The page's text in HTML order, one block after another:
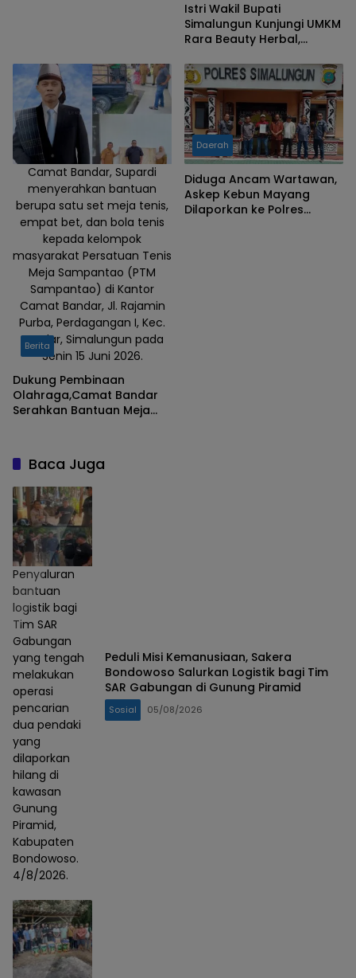
Istri Wakil Bupati
Simalungun Kunjungi UMKM
Rara Beauty Herbal,
Pelaku Usaha Lokal
Camat Bandar, Supardi
menyerahkan bantuan
berupa satu set meja tenis,
empat bet, dan bola tenis
kepada kelompok
masyarakat Persatuan Tenis
Meja Sampantao (PTM
Sampantao) di Kantor
Camat Bandar, Jl. Rajamin
Purba, Perdagangan I, Kec.
Bandar, Simalungun pada
Senin 15 Juni 2026.
Berita
Dukung Pembinaan
Olahraga,Camat Bandar
Serahkan Bantuan Meja
Daerah
Diduga Ancam Wartawan,
Askep Kebun Mayang
Dilaporkan ke Polres
Baca Juga
Penyaluran
bantuan
logistik bagi
Tim SAR
Gabungan
yang tengah
melakukan
operasi
pencarian
dua pendaki
yang
dilaporkan
hilang di
kawasan
Gunung
Piramid,
Kabupaten
Bondowoso.
4/8/2026.
Peduli Misi Kemanusiaan, Sakera
Bondowoso Salurkan Logistik bagi Tim
SAR Gabungan di Gunung Piramid
Sosial 05/08/2026